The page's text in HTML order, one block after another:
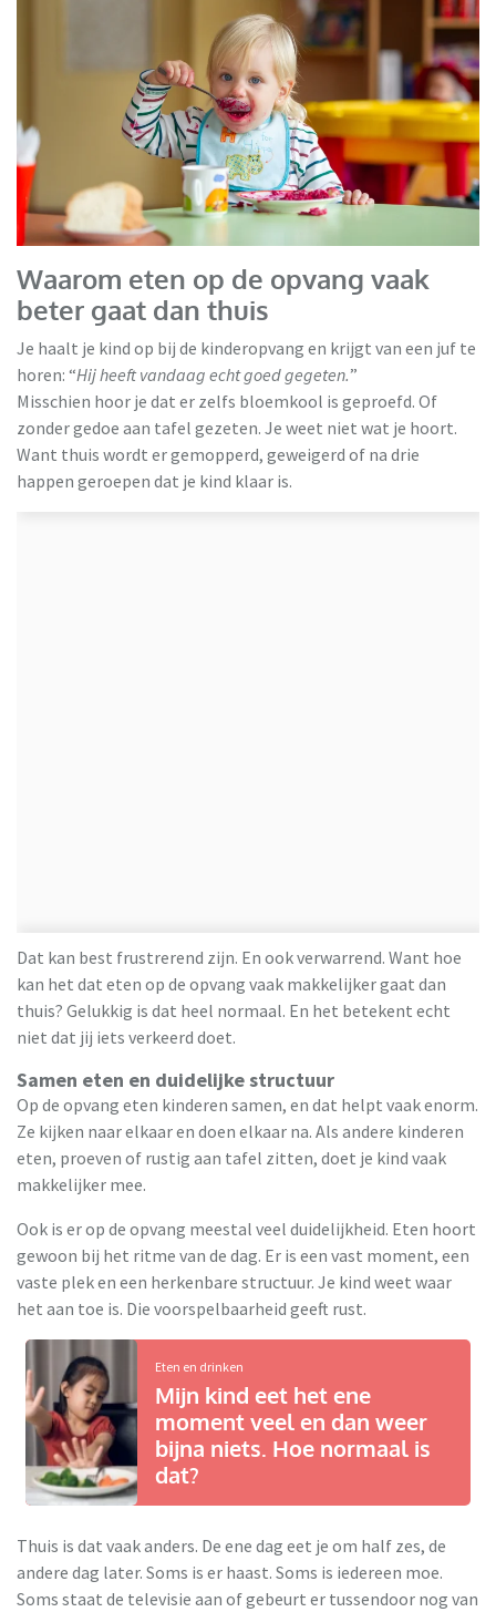
Waarom eten op de opvang vaak
beter gaat dan thuis
Je haalt je kind op bij de kinderopvang en krijgt van een juf te
horen: “Hij heeft vandaag echt goed gegeten.”
Misschien hoor je dat er zelfs bloemkool is geproefd. Of
zonder gedoe aan tafel gezeten. Je weet niet wat je hoort.
Want thuis wordt er gemopperd, geweigerd of na drie
happen geroepen dat je kind klaar is.
Dat kan best frustrerend zijn. En ook verwarrend. Want hoe
kan het dat eten op de opvang vaak makkelijker gaat dan
thuis? Gelukkig is dat heel normaal. En het betekent echt
niet dat jij iets verkeerd doet.
Samen eten en duidelijke structuur
Op de opvang eten kinderen samen, en dat helpt vaak enorm.
Ze kijken naar elkaar en doen elkaar na. Als andere kinderen
eten, proeven of rustig aan tafel zitten, doet je kind vaak
makkelijker mee.
Ook is er op de opvang meestal veel duidelijkheid. Eten hoort
gewoon bij het ritme van de dag. Er is een vast moment, een
vaste plek en een herkenbare structuur. Je kind weet waar
het aan toe is. Die voorspelbaarheid geeft rust.
Eten en drinken
Mijn kind eet het ene
moment veel en dan weer
bijna niets. Hoe normaal is
dat?
Thuis is dat vaak anders. De ene dag eet je om half zes, de
andere dag later. Soms is er haast. Soms is iedereen moe.
Soms staat de televisie aan of gebeurt er tussendoor nog van